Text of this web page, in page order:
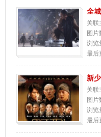
全
关联
图片
浏览
最后
新
关联
图片
浏览
最后